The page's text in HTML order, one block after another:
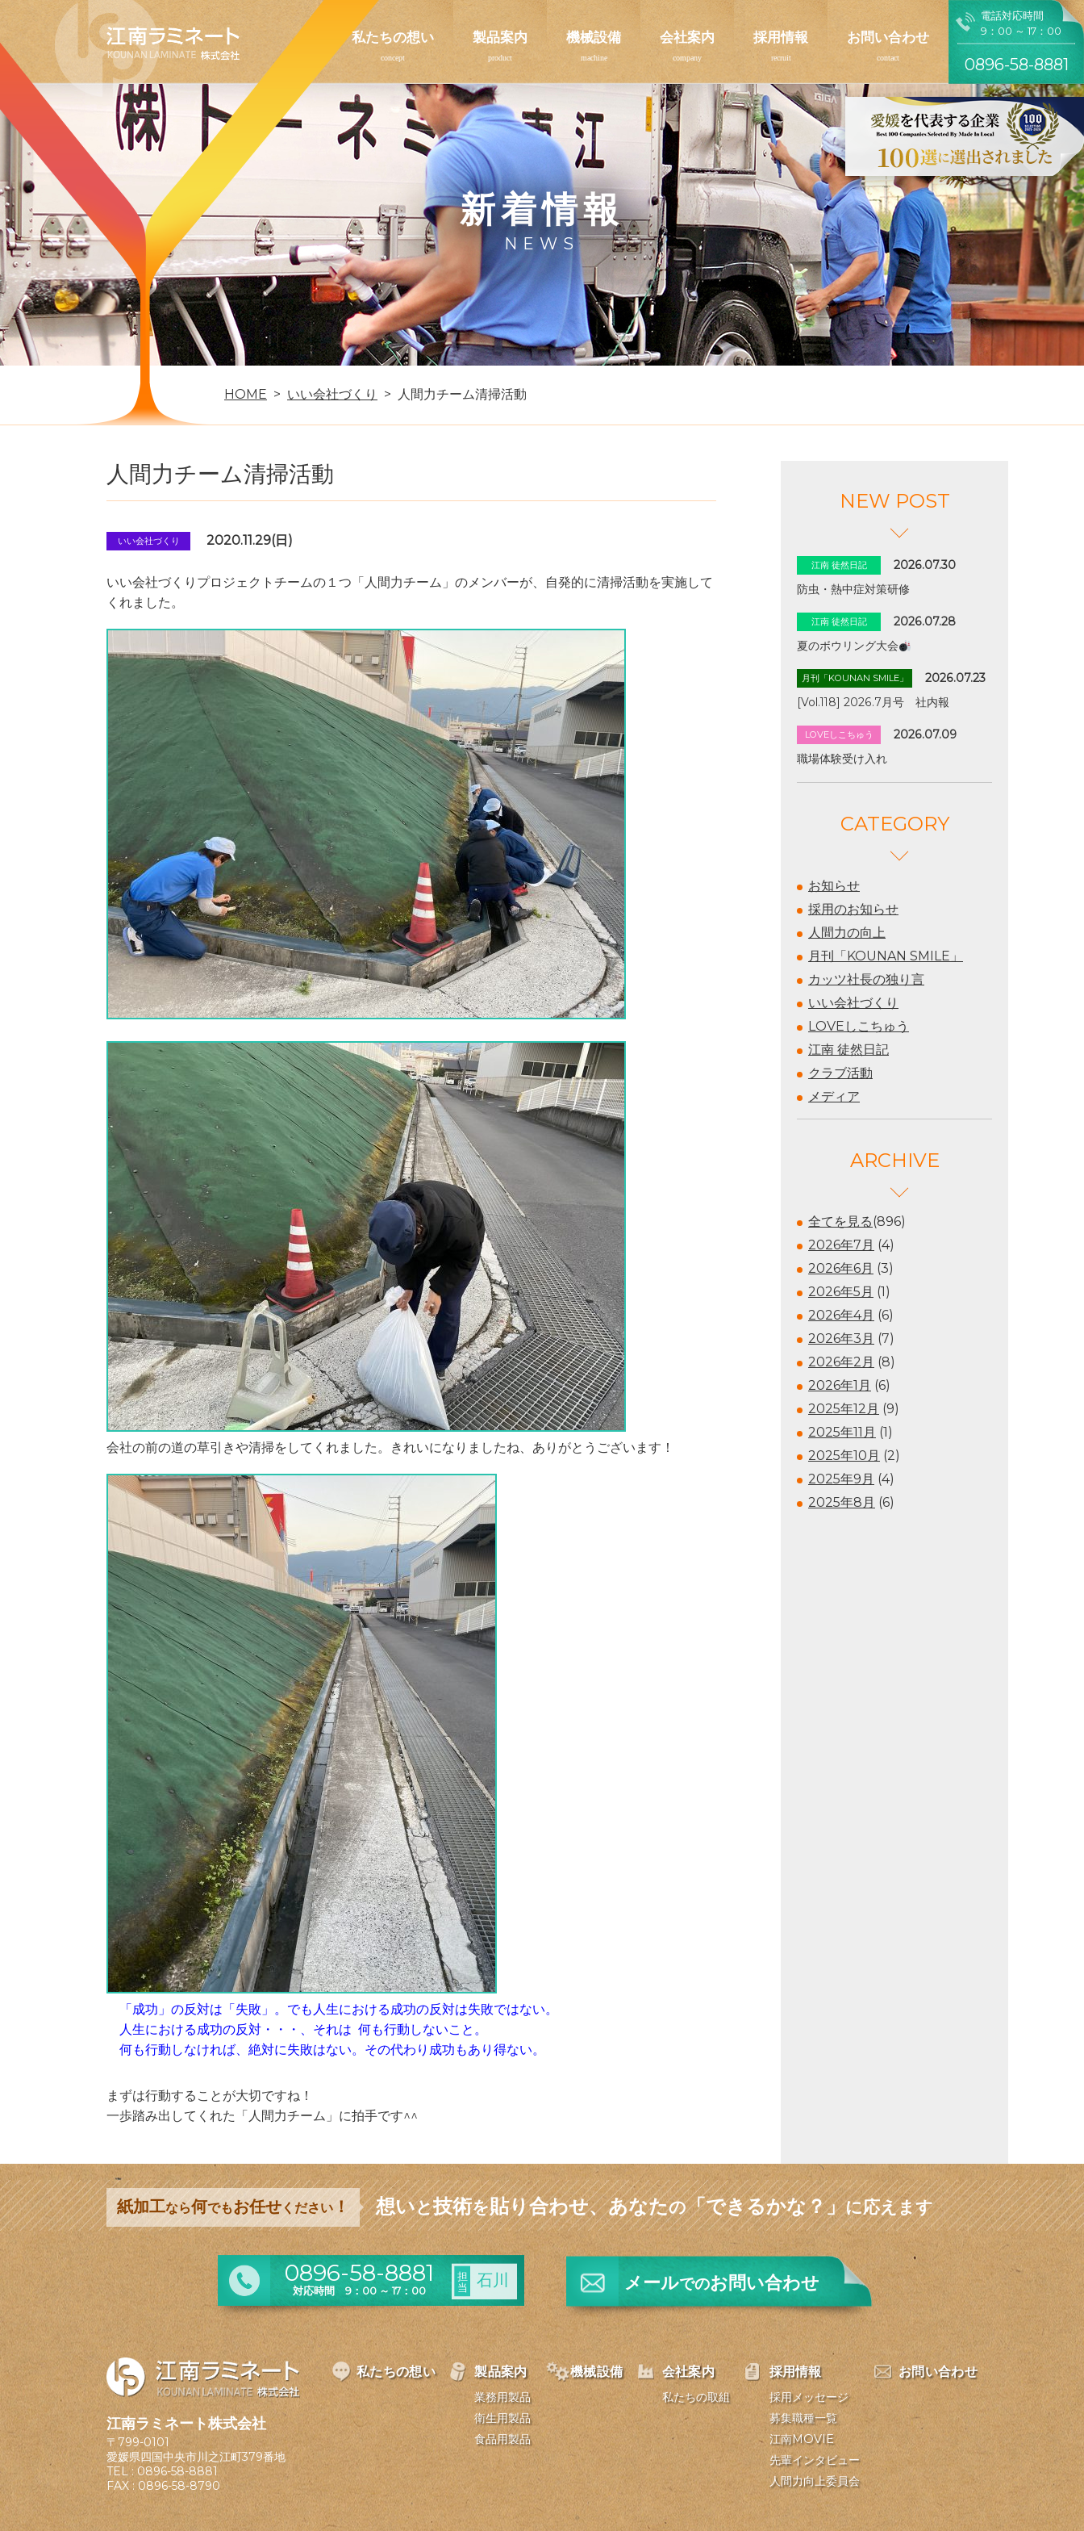
私たちの想い 製品案内 機械設備 会社案内 採用情報 お問い合わせ
電話対応時間
9：00 ～ 17：00
0896-58-8881
新着情報
HOME いい会社づくり 人間力チーム清掃活動
人間力チーム清掃活動
いい会社づくり 2020.11.29(日)
いい会社づくりプロジェクトチームの１つ「人間力チーム」のメンバーが、自発的に清掃活動を実施して
くれました。
会社の前の道の草引きや清掃をしてくれました。きれいになりましたね、ありがとうございます！
「成功」の反対は「失敗」。でも人生における成功の反対は失敗ではない。
人生における成功の反対・・・、それは 何も行動しないこと。
何も行動しなければ、絶対に失敗はない。その代わり成功もあり得ない。
まずは行動することが大切ですね！
一歩踏み出してくれた「人間力チーム」に拍手です^^
NEW POST
江南 徒然日記
2026.07.30
防虫・熱中症対策研修
江南 徒然日記
2026.07.28
夏のボウリング大会
月刊「KOUNAN SMILE」
2026.07.23
[Vol.118] 2026.7月号 社内報
LOVEしこちゅう
2026.07.09
職場体験受け入れ
CATEGORY
お知らせ
採用のお知らせ
人間力の向上
月刊「KOUNAN SMILE」
カッツ社長の独り言
いい会社づくり
LOVEしこちゅう
江南 徒然日記
クラブ活動
メディア
ARCHIVE
全てを見る(896)
2026年7月 (4)
2026年6月 (3)
2026年5月 (1)
2026年4月 (6)
2026年3月 (7)
2026年2月 (8)
2026年1月 (6)
2025年12月 (9)
2025年11月 (1)
2025年10月 (2)
2025年9月 (4)
2025年8月 (6)
紙加工なら何でもお任せ ください ！ 想いと技術を貼り合わせ、あなたの「できるかな？」に応えます
0896-58-8881
対応時間 9：00 ～ 17：00
担
当
石川 メールでのお問い合わせ
私たちの想い 製品案内
業務用製品
衛生用製品
食品用製品
機械設備 会社案内
私たちの取組
採用情報
採用メッセージ
募集職種一覧
江南MOVIE
先輩インタビュー
人間力向上委員会
お問い合わせ
江南ラミネート株式会社
〒799-0101
愛媛県四国中央市川之江町379番地
TEL : 0896-58-8881
FAX : 0896-58-8790